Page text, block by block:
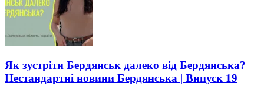
Як зустріти Бердянськ далеко від Бердянська?
Нестандартні новини Бердянська | Випуск 19